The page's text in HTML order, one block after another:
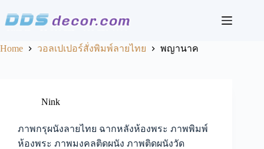
content
Home วอลเปเปอร์สั่งพิมพ์ลายไทย พญานาค
Nink
ภาพกรุผนังลายไทย ฉากหลังห้องพระ ภาพพิมพ์
ห้องพระ ภาพมงคลติดผนัง ภาพติดผนังวัด